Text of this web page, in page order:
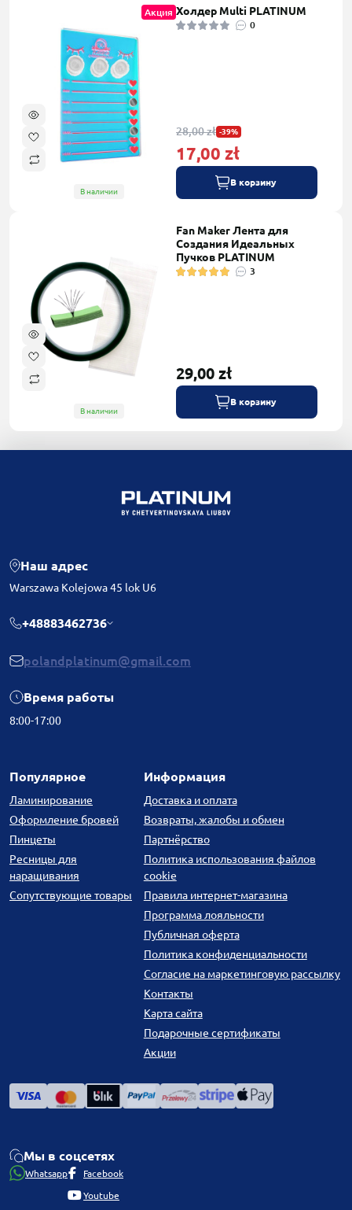
Акция
В наличии
Холдер Multi PLATINUM
0
28,00 zł -39%
17,00 zł
В корзину
В наличии
Fan Maker Лента для
Создания Идеальных
Пучков PLATINUM
3
29,00 zł
В корзину
Наш адрес
Warszawa Kolejowa 45 lok U6
+48883462736
polandplatinum@gmail.com
Время работы
8:00-17:00
Популярное
Ламинирование
Оформление бровей
Пинцеты
Ресницы для
наращивания
Сопутствующие товары
Информация
Доставка и оплата
Возвраты, жалобы и обмен
Партнёрство
Политика использования файлов
cookie
Правила интернет-магазина
Программа лояльности
Публичная оферта
Политика конфиденциальности
Согласие на маркетинговую рассылку
Контакты
Карта сайта
Подарочные сертификаты
Акции
Мы в соцсетях
Whatsapp Facebook
Youtube